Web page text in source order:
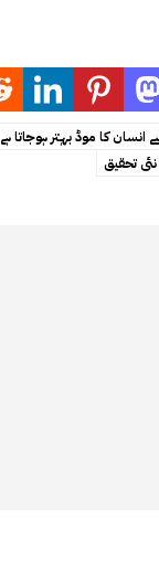
انسان کا موڈ بہتر ہوجاتا ہے
تحقیق